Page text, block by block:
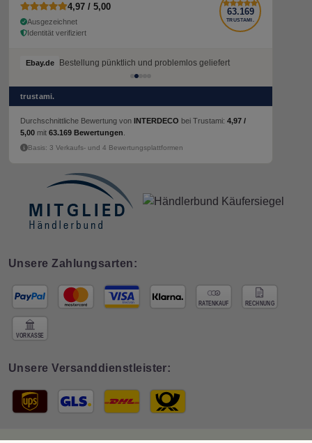
4,97 / 5,00
Ausgezeichnet
Identität verifiziert
63.169
TRUSTAMI.
Ebay.de Bestellung pünktlich und problemlos geliefert
Ebay.de Bestellung pünktlich und problemlos geliefert
trustami.
Durchschnittliche Bewertung von INTERDECO bei Trustami: 4,97 /
5,00 mit 63.169 Bewertungen
Basis: 3 Verkaufs- und 4 Bewertungsplattformen
Unsere Zahlungsarten:
Unsere Versanddienstleister: